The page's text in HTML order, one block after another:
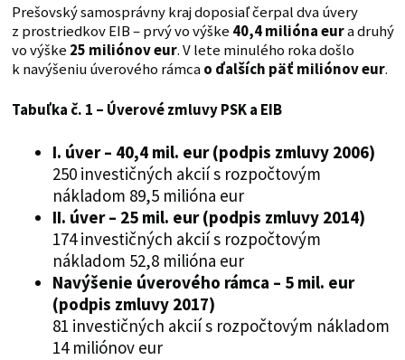
Prešovský samosprávny kraj doposiaľ čerpal dva úvery
z prostriedkov EIB – prvý vo výške 40,4 milióna eura druhý
vo výške 25 miliónov eur. V lete minulého roka došlo
k navýšeniu úverového rámcao ďalších päť miliónov eur.
Tabuľka č. 1 – Úverové zmluvy PSK a EIB
I. úver – 40,4 mil. eur (podpis zmluvy 2006)
250 investičných akcií s rozpočtovým
nákladom 89,5 milióna eur
II. úver – 25 mil. eur (podpis zmluvy 2014)
174 investičných akcií s rozpočtovým
nákladom 52,8 milióna eur
Navýšenie úverového rámca – 5 mil. eur
(podpis zmluvy 2017)
81 investičných akcií s rozpočtovým nákladom
14 miliónov eur